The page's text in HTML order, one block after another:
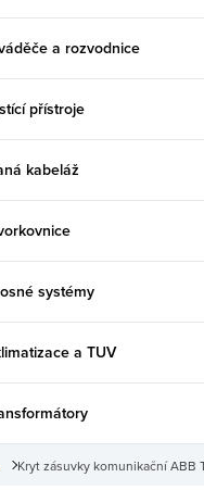
a rozvodnice
přístroje
kabeláž
systémy
a TUV
Kryt zásuvky komunikační ABB